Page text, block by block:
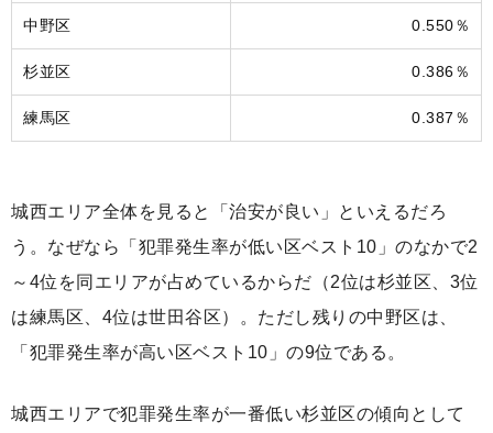
中野区 0.550％
杉並区 0.386％
練馬区 0.387％
城西エリア全体を見ると「治安が良い」といえるだろ
う。なぜなら「犯罪発生率が低い区ベスト10」のなかで2
～4位を同エリアが占めているからだ（2位は杉並区、3位
は練馬区、4位は世田谷区）。ただし残りの中野区は、
「犯罪発生率が高い区ベスト10」の9位である。
城西エリアで犯罪発生率が一番低い杉並区の傾向として